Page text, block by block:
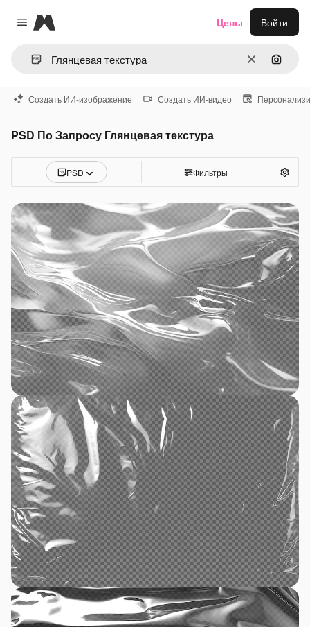
Close menu
Magnific
ОчиститьПоиск
Цены Войти
Создать ИИ-изображение Создать ИИ-видео
PSD По Запросу Глянцевая текстура
PSD Фильтры